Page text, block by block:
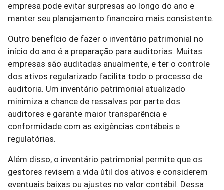
empresa pode evitar surpresas ao longo do ano e
manter seu planejamento financeiro mais consistente.
Outro benefício de fazer o inventário patrimonial no
início do ano é a preparação para auditorias. Muitas
empresas são auditadas anualmente, e ter o controle
dos ativos regularizado facilita todo o processo de
auditoria. Um inventário patrimonial atualizado
minimiza a chance de ressalvas por parte dos
auditores e garante maior transparência e
conformidade com as exigências contábeis e
regulatórias.
Além disso, o inventário patrimonial permite que os
gestores revisem a vida útil dos ativos e considerem
eventuais baixas ou ajustes no valor contábil. Dessa